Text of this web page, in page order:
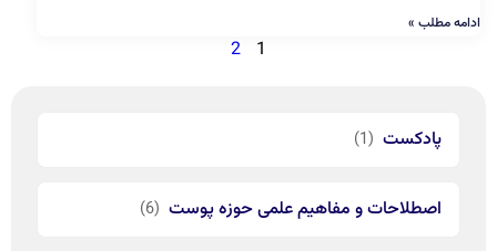
پادکست (1)
اصطلاحات و مفاهیم علمی حوزه پوست (6)
ادامه مطلب »
1
2